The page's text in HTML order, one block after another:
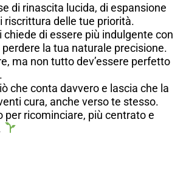
di rinascita lucida, di espansione
riscrittura delle tue priorità.
chiede di essere più indulgente con
la tua naturale precisione.
ma non tutto dev’essere perfetto
che conta davvero e lascia che la
cura, anche verso te stesso.
per ricominciare, più centrato e